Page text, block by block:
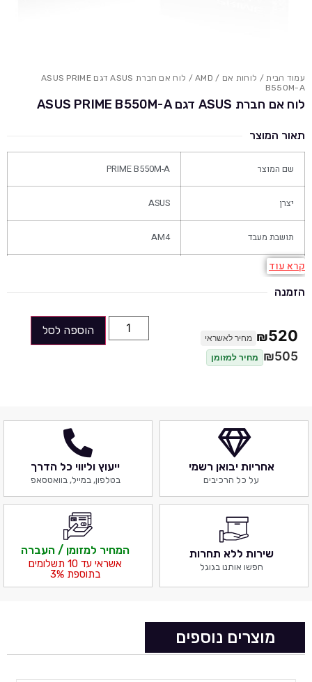
עמוד הבית/ לוחות אם /
AMD
/ לוח אם חברת ASUS דגם ASUS PRIME
B550M-A
לוח אם חברת ASUS דגם ASUS PRIME B550M-A
תאור המוצר
שם המוצר PRIME B550M-A
יצרן ASUS
תושבת מעבד AM4
ערכת שבבים
סוג זיכרון DDR4
יציאות גרפיות
קישור לאתר יצרן
קרא עוד
הזמנה
₪520 מחיר לאשראי
₪505 מחיר למזומן
הוספה לסל
אחריות יבואן רשמי
על כל הרכיבים
ייעוץ וליווי כל הדרך
בטלפון, במייל, בוואטסאפ
שירות ללא תחרות
חפשו אותנו בגוגל
המחיר למזומן / העברה
אשראי עד 10 תשלומים
בתוספת 3%
מוצרים נוספים